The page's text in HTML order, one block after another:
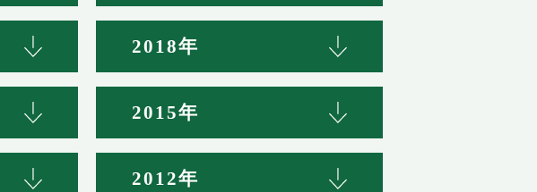
2018年
2015年
2012年